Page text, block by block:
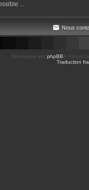
...
Nous
Développé par phpBB ® Forum
Traduction